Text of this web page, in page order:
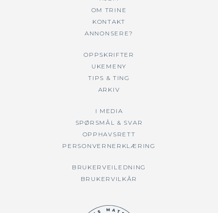
OM TRINE
KONTAKT
ANNONSERE?
OPPSKRIFTER
UKEMENY
TIPS & TING
ARKIV
I MEDIA
SPØRSMÅL & SVAR
OPPHAVSRETT
PERSONVERNERKLÆRING
BRUKERVEILEDNING
BRUKERVILKÅR